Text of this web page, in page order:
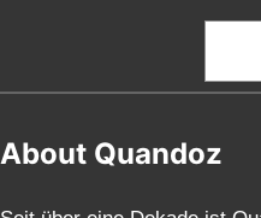
About Quandoz